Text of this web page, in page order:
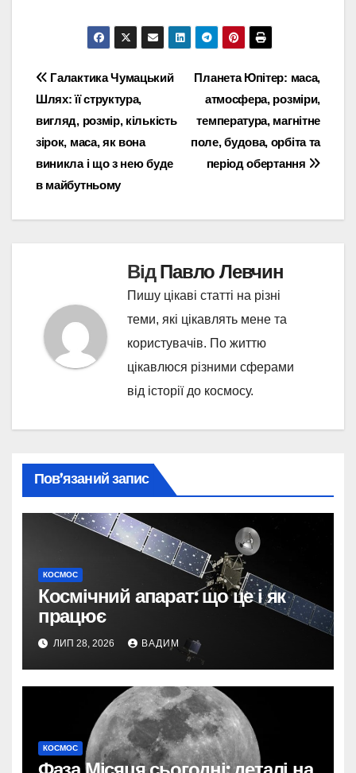
Навігація
записів
Планета Юпітер: маса,
атмосфера, розміри,
температура, магнітне
поле, будова, орбіта та
період обертання
Галактика Чумацький
Шлях: її структура,
вигляд, розмір, кількість
зірок, маса, як вона
виникла і що з нею буде
в майбутньому
ВідПавло Левчин
Пишу цікаві статті на різні
теми, які цікавлять мене та
користувачів. По життю
цікавлюся різними сферами
від історії до космосу.
Пов’язаний запис
КОСМОС
Космічний апарат: що це і як
працює
ЛИП 28, 2026 ВАДИМ
КОСМОС